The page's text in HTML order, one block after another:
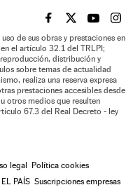
EL PAÍS BRASIL EN
EL PAÍSEL PAÍS
EL
de sus obras y prestaciones en
el artículo 32.1 del TRLPI;
distribución y
sobre temas de actualidad
realiza una reserva expresa
prestaciones accesibles desde
otros medios que resulten
67.3 del Real Decreto - ley
legal
Política cookies
PAÍS Suscripciones empresas